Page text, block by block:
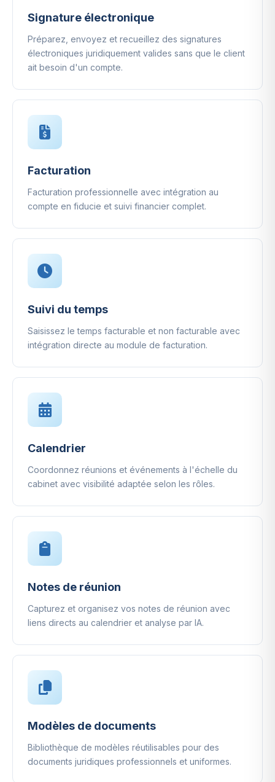
Signature électronique
Préparez, envoyez et recueillez des signatures
électroniques juridiquement valides sans que le client
ait besoin d'un compte.
Facturation
Facturation professionnelle avec intégration au
compte en fiducie et suivi financier complet.
Suivi du temps
Saisissez le temps facturable et non facturable avec
intégration directe au module de facturation.
Calendrier
Coordonnez réunions et événements à l'échelle du
cabinet avec visibilité adaptée selon les rôles.
Notes de réunion
Capturez et organisez vos notes de réunion avec
liens directs au calendrier et analyse par IA.
Modèles de documents
Bibliothèque de modèles réutilisables pour des
documents juridiques professionnels et uniformes.